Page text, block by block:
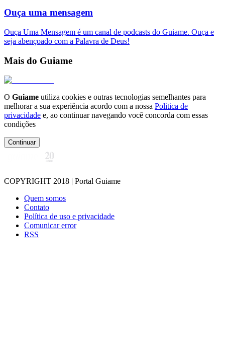
Ouça uma mensagem
Ouça Uma Mensagem é um canal de podcasts do Guiame. Ouça e
seja abençoado com a Palavra de Deus!
Mais do Guiame
O Guiame utiliza cookies e outras tecnologias semelhantes para
melhorar a sua experiência acordo com a nossa Politica de
privacidade e, ao continuar navegando você concorda com essas
condições
Continuar
COPYRIGHT 2018 | Portal Guiame
Quem somos
Contato
Política de uso e privacidade
Comunicar error
RSS